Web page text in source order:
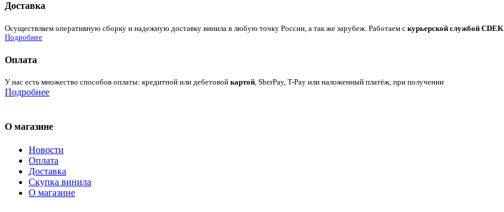
Доставка
Осуществляем оперативную сборку и надежную доставку винила в любую точку России, а так же зарубеж. Работаем с курьерской службой CDEK
Подробнее
Оплата
У нас есть множество способов оплаты: кредитной или дебетовой картой, SberPay, T-Pay или наложенный платёж, при получении
Подробнее
О магазине
Новости
Оплата
Доставка
Скупка винила
О магазине